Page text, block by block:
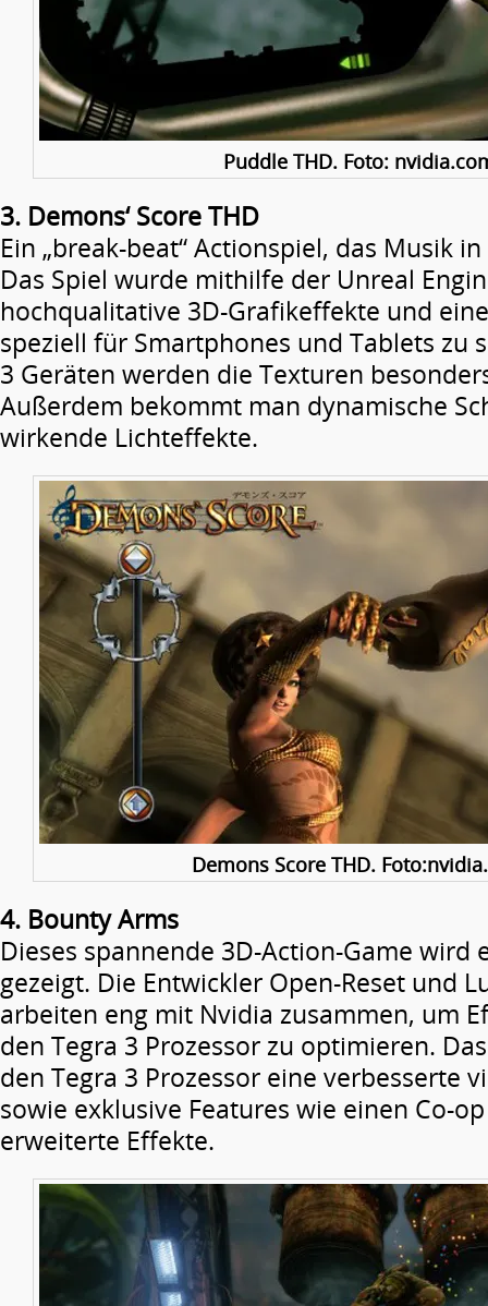
Puddle THD. Foto:
3. Demons‘ Score THD
Ein „break-beat“ Actionspiel, das Musik
Das Spiel wurde mithilfe der Unreal
hochqualitative 3D-Grafikeffekte und
speziell für Smartphones und Tablets zu
3 Geräten werden die Texturen
Außerdem bekommt man dynamische
wirkende Lichteffekte.
Demons Score THD.
4. Bounty Arms
Dieses spannende 3D-Action-Game wird
gezeigt. Die Entwickler Open-Reset und
arbeiten eng mit Nvidia zusammen, um
den Tegra 3 Prozessor zu optimieren.
den Tegra 3 Prozessor eine verbesserte
sowie exklusive Features wie einen Co-
erweiterte Effekte.